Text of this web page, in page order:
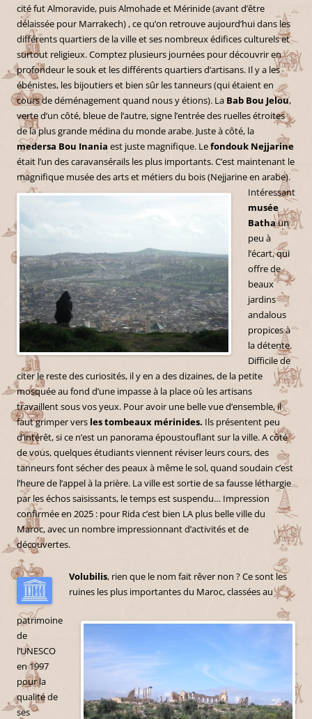
cité fut Almoravide, puis Almohade et Mérinide (avant d’être
délaissée pour Marrakech) , ce qu’on retrouve aujourd’hui dans les
différents quartiers de la ville et ses nombreux édifices culturels et
surtout religieux. Comptez plusieurs journées pour découvrir en
profondeur le souk et les différents quartiers d’artisans. Il y a les
ébénistes, les bijoutiers et bien sûr les tanneurs (qui étaient en
cours de déménagement quand nous y étions). La Bab Bou Jelou,
verte d’un côté, bleue de l’autre, signe l’entrée des ruelles étroites
de la plus grande médina du monde arabe. Juste à côté, la
medersa Bou Inania est juste magnifique. Lefondouk Nejjarine
était l’un des caravansérails les plus importants. C’est maintenant le
magnifique musée des arts et métiers du bois (Nejjarine en arabe).
Intéressant
musée
Bathaun
peu à
l’écart, qui
offre de
beaux
jardins
andalous
propices à
la détente.
Difficile de
citer le reste des curiosités, il y en a des dizaines, de la petite
mosquée au fond d’une impasse à la place où les artisans
travaillent sous vos yeux. Pour avoir une belle vue d’ensemble, il
faut grimper vers les tombeaux mérinides. Ils présentent peu
d’intérêt, si ce n’est un panorama époustouflant sur la ville. A côté
de vous, quelques étudiants viennent réviser leurs cours, des
tanneurs font sécher des peaux à même le sol, quand soudain c’est
l’heure de l’appel à la prière. La ville est sortie de sa fausse léthargie
par les échos saisissants, le temps est suspendu… Impression
confirmée en 2025 : pour Rida c’est bien LA plus belle ville du
Maroc, avec un nombre impressionnant d’activités et de
découvertes.
Volubilis, rien que le nom fait rêver non ? Ce sont les
ruines les plus importantes du Maroc, classées au
patrimoine
de
l’UNESCO
en 1997
pour la
qualité de
ses